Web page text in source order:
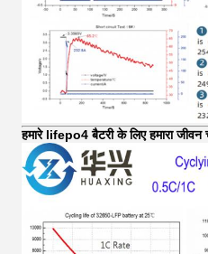
हमारे lifepo4 बैटरी के लिए हमारा जीवन